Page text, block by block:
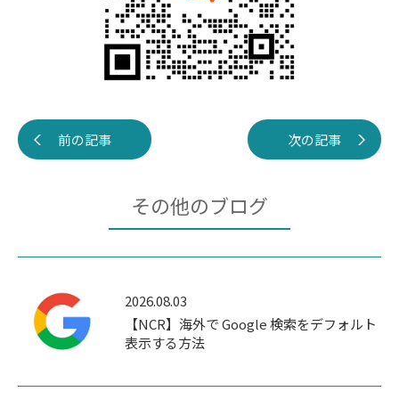
前の記事 次の記事
その他のブログ
2026.08.03
【NCR】海外で Google 検索をデフォルト
表示する方法